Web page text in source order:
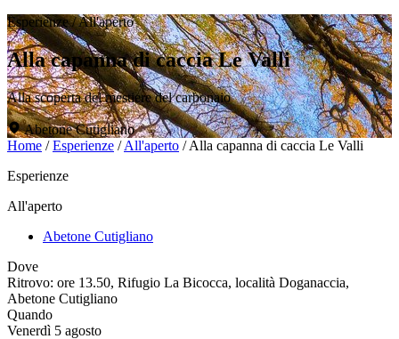
Esperienze /All'aperto
Alla capanna di caccia Le Valli
Alla scoperta del mestiere del carbonaio
Abetone Cutigliano
Home /Esperienze /All'aperto /Alla capanna di caccia Le Valli
Esperienze
All'aperto
Abetone Cutigliano
Dove
Ritrovo: ore 13.50, Rifugio La Bicocca, località Doganaccia,
Abetone Cutigliano
Quando
Venerdì 5 agosto